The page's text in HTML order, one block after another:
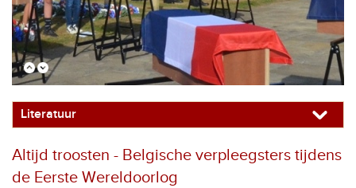
Literatuur
Altijd troosten - Belgische verpleegsters tijdens
de Eerste Wereldoorlog